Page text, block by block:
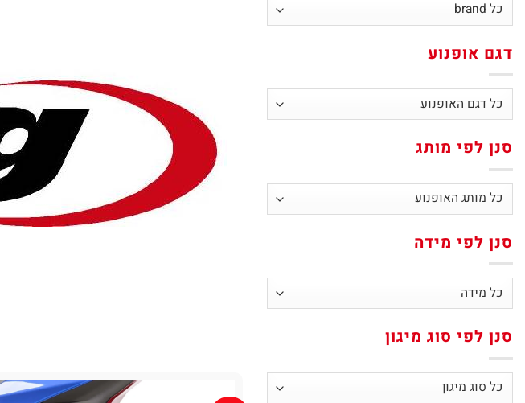
דגם אופנוע
סנן לפי מותג
סנן לפי מידה
סנן לפי סוג מיגון